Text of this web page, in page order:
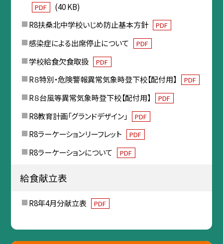
PDF
(40 KB)
R8扶桑北中学校いじめ防止基本方針
PDF
感染症による出席停止について PDF
学校給食欠食取扱 PDF
R８特別・危険警報異常気象時登下校【配付用】 PDF
R８台風等異常気象時登下校【配付用】 PDF
R8教育計画「グランドデザイン」 PDF
R8ラーケーションリーフレット PDF
R8ラーケーションについて PDF
給食献立表
R8年4月分献立表 PDF